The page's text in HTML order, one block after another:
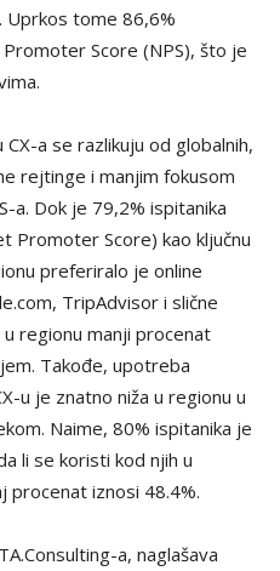
Uprkos tome 86,6%
Score (NPS), što je
a se razlikuju od globalnih,
rejtinge i manjim fokusom
a. Dok je 79,2% ispitanika
Promoter Score) kao ključnu
preferiralo je online
TripAdvisor i slične
regionu manji procenat
Takođe, upotreba
u je znatno niža u regionu u
Naime, 80% ispitanika je
li se koristi kod njih u
procenat iznosi 48.4%.
a, naglašava